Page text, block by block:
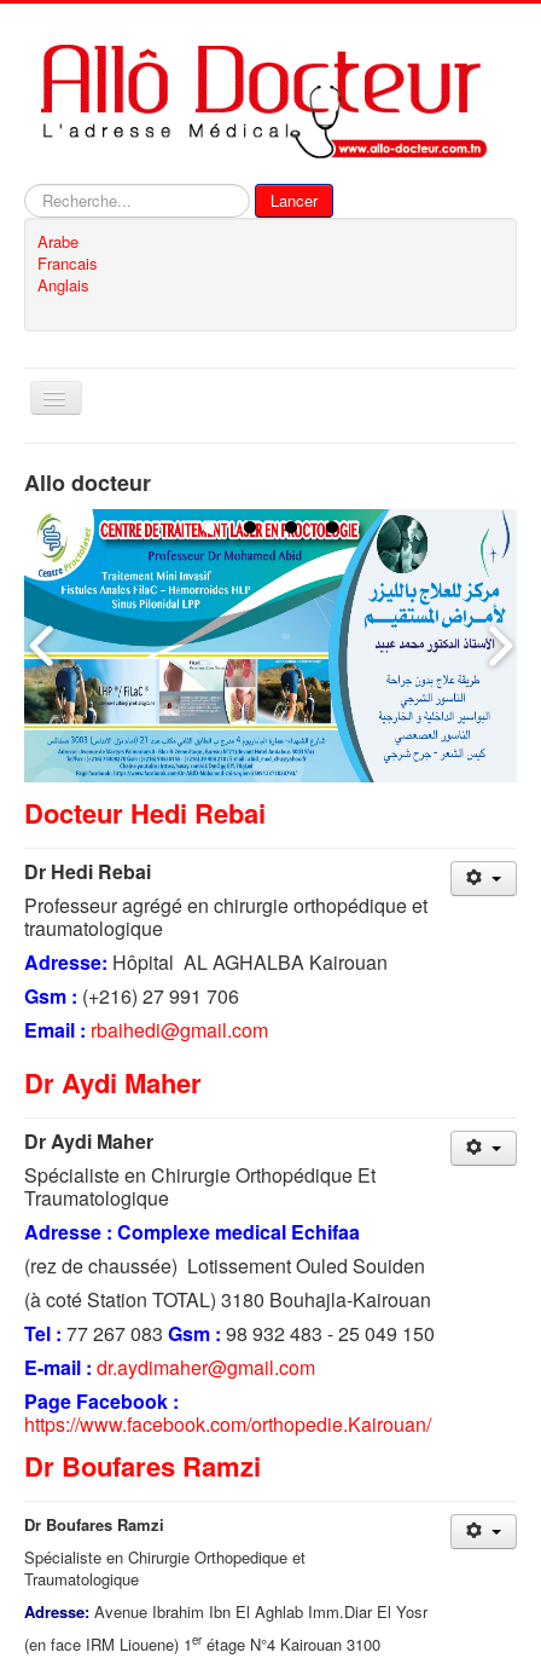
Rechercher
Lancer
Arabe
Francais
Anglais
Basculer
Contact
Allo docteur
Docteur Hedi Rebai
Dr Hedi Rebai
Professeur agrégé en chirurgie orthopédique et
traumatologique
Adresse: Hôpital AL AGHALBA Kairouan
Gsm : (+216) 27 991 706
Email : rbaihedi@gmail.com
Dr Aydi Maher
Dr Aydi Maher
Spécialiste en Chirurgie Orthopédique Et
Traumatologique
Adresse : Complexe medical Echifaa
(rez de chaussée) Lotissement Ouled Souiden
(à coté Station TOTAL) 3180 Bouhajla-Kairouan
Tel : 77 267 083 Gsm : 98 932 483 - 25 049 150
E-mail : dr.aydimaher@gmail.com
Page Facebook :
https://www.facebook.com/orthopedie.Kairouan/
Dr Boufares Ramzi
Dr Boufares Ramzi
Spécialiste en Chirurgie Orthopedique et
Traumatologique
Adresse: Avenue Ibrahim Ibn El Aghlab Imm.Diar El Yosr
(en face IRM Liouene) 1er étage N°4 Kairouan 3100